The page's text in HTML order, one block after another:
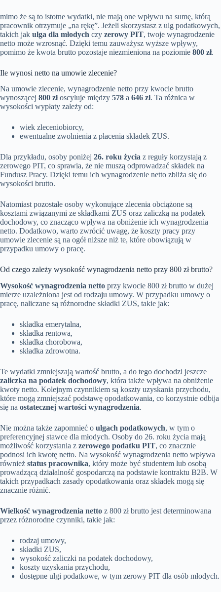
mimo że są to istotne wydatki, nie mają one wpływu na sumę, którą
pracownik otrzymuje „na rękę”. Jeżeli skorzystasz z ulg podatkowych,
takich jak ulga dla młodych czy zerowy PIT, twoje wynagrodzenie
netto może wzrosnąć. Dzięki temu zauważysz wyższe wpływy,
pomimo że kwota brutto pozostaje niezmieniona na poziomie 800 zł.
Ile wynosi netto na umowie zlecenie?
Na umowie zlecenie, wynagrodzenie netto przy kwocie brutto
wynoszącej 800 złoscyluje między 578 a 646 zł. Ta różnica w
wysokości wypłaty zależy od:
wiek zleceniobiorcy,
ewentualne zwolnienia z płacenia składek ZUS.
Dla przykładu, osoby poniżej 26. roku życia z reguły korzystają z
zerowego PIT, co sprawia, że nie muszą odprowadzać składek na
Fundusz Pracy. Dzięki temu ich wynagrodzenie netto zbliża się do
wysokości brutto.
Natomiast pozostałe osoby wykonujące zlecenia obciążone są
kosztami związanymi ze składkami ZUS oraz zaliczką na podatek
dochodowy, co znacząco wpływa na obniżenie ich wynagrodzenia
netto. Dodatkowo, warto zwrócić uwagę, że koszty pracy przy
umowie zlecenie są na ogół niższe niż te, które obowiązują w
przypadku umowy o pracę.
Od czego zależy wysokość wynagrodzenia netto przy 800 zł brutto?
Wysokość wynagrodzenia netto przy kwocie 800 zł brutto w dużej
mierze uzależniona jest od rodzaju umowy. W przypadku umowy o
pracę, naliczane są różnorodne składki ZUS, takie jak:
składka emerytalna,
składka rentowa,
składka chorobowa,
składka zdrowotna.
Te wydatki zmniejszają wartość brutto, a do tego dochodzi jeszcze
zaliczka na podatek dochodowy, która także wpływa na obniżenie
kwoty netto. Kolejnym czynnikiem są koszty uzyskania przychodu,
które mogą zmniejszać podstawę opodatkowania, co korzystnie odbija
się na ostatecznej wartości wynagrodzenia.
Nie można także zapomnieć o ulgach podatkowych, w tym o
preferencyjnej stawce dla młodych. Osoby do 26. roku życia mają
możliwość korzystania z zerowego podatku PIT, co znacznie
podnosi ich kwotę netto. Na wysokość wynagrodzenia netto wpływa
również status pracownika, który może być studentem lub osobą
prowadzącą działalność gospodarczą na podstawie kontraktu B2B. W
takich przypadkach zasady opodatkowania oraz składek mogą się
znacznie różnić.
Wielkość wynagrodzenia netto z 800 zł brutto jest determinowana
przez różnorodne czynniki, takie jak:
rodzaj umowy,
składki ZUS,
wysokość zaliczki na podatek dochodowy,
koszty uzyskania przychodu,
dostępne ulgi podatkowe, w tym zerowy PIT dla osób młodych.